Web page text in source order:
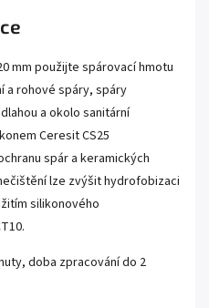
mm použijte spárovací hmotu
a rohové spáry, spáry
a okolo sanitární
Ceresit CS25
spár a keramických
lze zvýšit hydrofobizaci
silikonového
doba zpracování do 2